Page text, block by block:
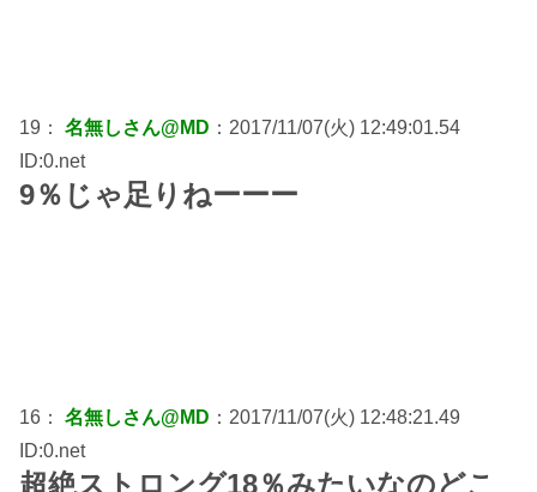
19： 名無しさん@MD ：2017/11/07(火) 12:49:01.54
ID:0.net
9％じゃ足りねーーー
16： 名無しさん@MD ：2017/11/07(火) 12:48:21.49
ID:0.net
超絶ストロング18％みたいなのどこ